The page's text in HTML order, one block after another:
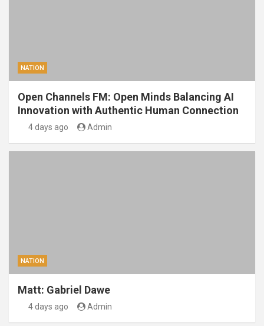
NATION
Open Channels FM: Open Minds Balancing AI
Innovation with Authentic Human Connection
4 days ago Admin
NATION
Matt: Gabriel Dawe
4 days ago Admin